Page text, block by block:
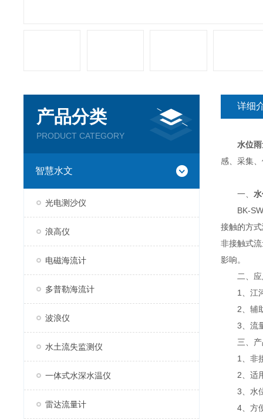
产品分类
PRODUCT CATEGORY
智慧水文
光电测沙仪
浪高仪
电磁海流计
多普勒海流计
波浪仪
水土流失监测仪
一体式水深水温仪
雷达流量计
详细
水位
感、采集
一、
BK-SW2
接触的方
非接触式
影响。
二、应
1、江河
2、辅助
3、流量
三、产
1、非接
2、适用
3、水位
4、方便